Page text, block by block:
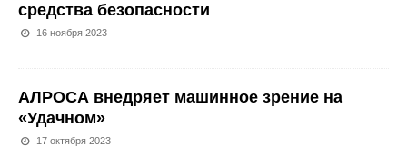
средства безопасности
16 ноября 2023
АЛРОСА внедряет машинное зрение на
«Удачном»
17 октября 2023